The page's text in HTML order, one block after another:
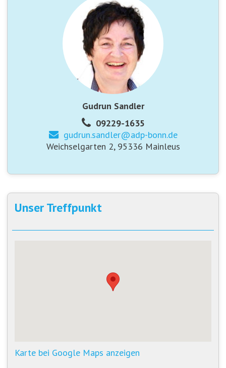
Gudrun Sandler
09229-1635
gudrun.sandler@adp-bonn.de
Weichselgarten 2, 95336 Mainleus
Unser Treffpunkt
Karte bei Google Maps anzeigen